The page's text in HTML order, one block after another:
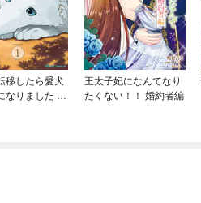
移したら愛犬
なりました ～
王太子妃になんてなり
たくない！！ 婚約者編